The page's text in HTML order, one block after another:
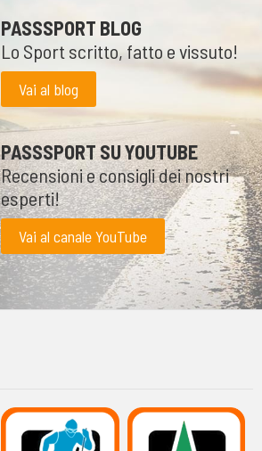
PASSSPORT BLOG
Lo Sport scritto, fatto e vissuto!
Vai al blog
PASSSPORT SU YOUTUBE
Recensioni e consigli dei nostri
esperti!
Vai al canale YouTube